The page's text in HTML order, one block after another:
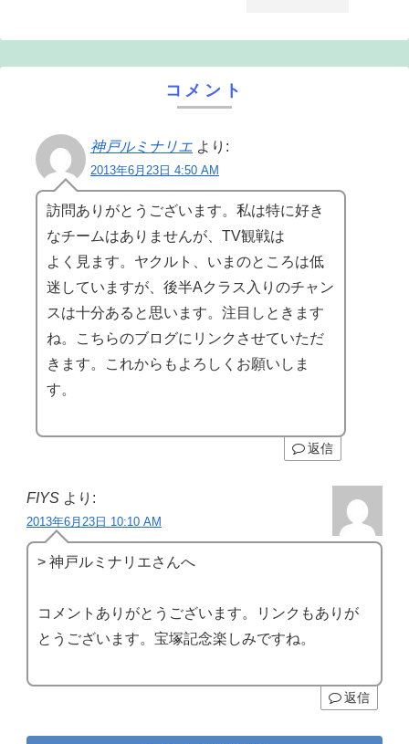
コメント
神戸ルミナリエ より:
2013年6月23日 4:50 AM
訪問ありがとうございます。私は特に好き
なチームはありませんが、TV観戦は
よく見ます。ヤクルト、いまのところは低
迷していますが、後半Aクラス入りのチャン
スは十分あると思います。注目しときます
ね。こちらのブログにリンクさせていただ
きます。これからもよろしくお願いしま
す。
返信
FIYS より:
2013年6月23日 10:10 AM
> 神戸ルミナリエさんへ
コメントありがとうございます。リンクもありが
とうございます。宝塚記念楽しみですね。
返信